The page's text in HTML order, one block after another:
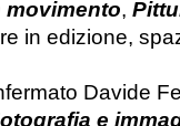
movimento,
in edizione,
Davide
e